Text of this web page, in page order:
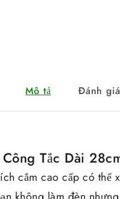
Mô tả Đánh
Tắc Dài
cắm cao cấp có thể